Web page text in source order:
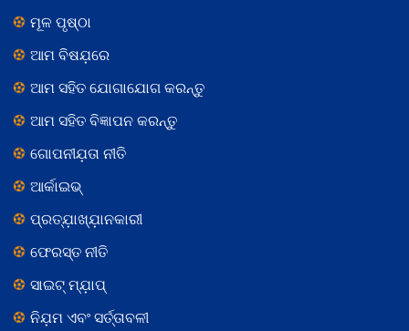
ମୂଳ ପୃଷ୍ଠା
ଆମ ବିଷଯ଼ରେ
ଆମ ସହିତ ଯୋଗାଯୋଗ କରନ୍ତୁ
ଆମ ସହିତ ବିଜ୍ଞାପନ କରନ୍ତୁ
ଗୋପନୀଯ଼ତା ନୀତି
ଆର୍କାଇଭ୍
ପ୍ରତ୍ଯ଼ାଖ୍ଯ଼ାନକାରୀ
ଫେରସ୍ତ ନୀତି
ସାଇଟ୍ ମ୍ଯ଼ାପ୍
ନିଯ଼ମ ଏବଂ ସର୍ତ୍ତାବଳୀ